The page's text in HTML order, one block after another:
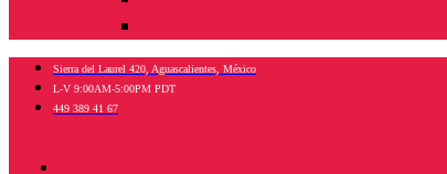
Sierra del Laurel 420, Aguascalientes, México
L-V 9:00AM-5:00PM PDT
449 389 41 67